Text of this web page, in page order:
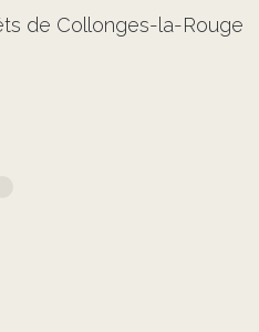
de Collonges-la-Rouge